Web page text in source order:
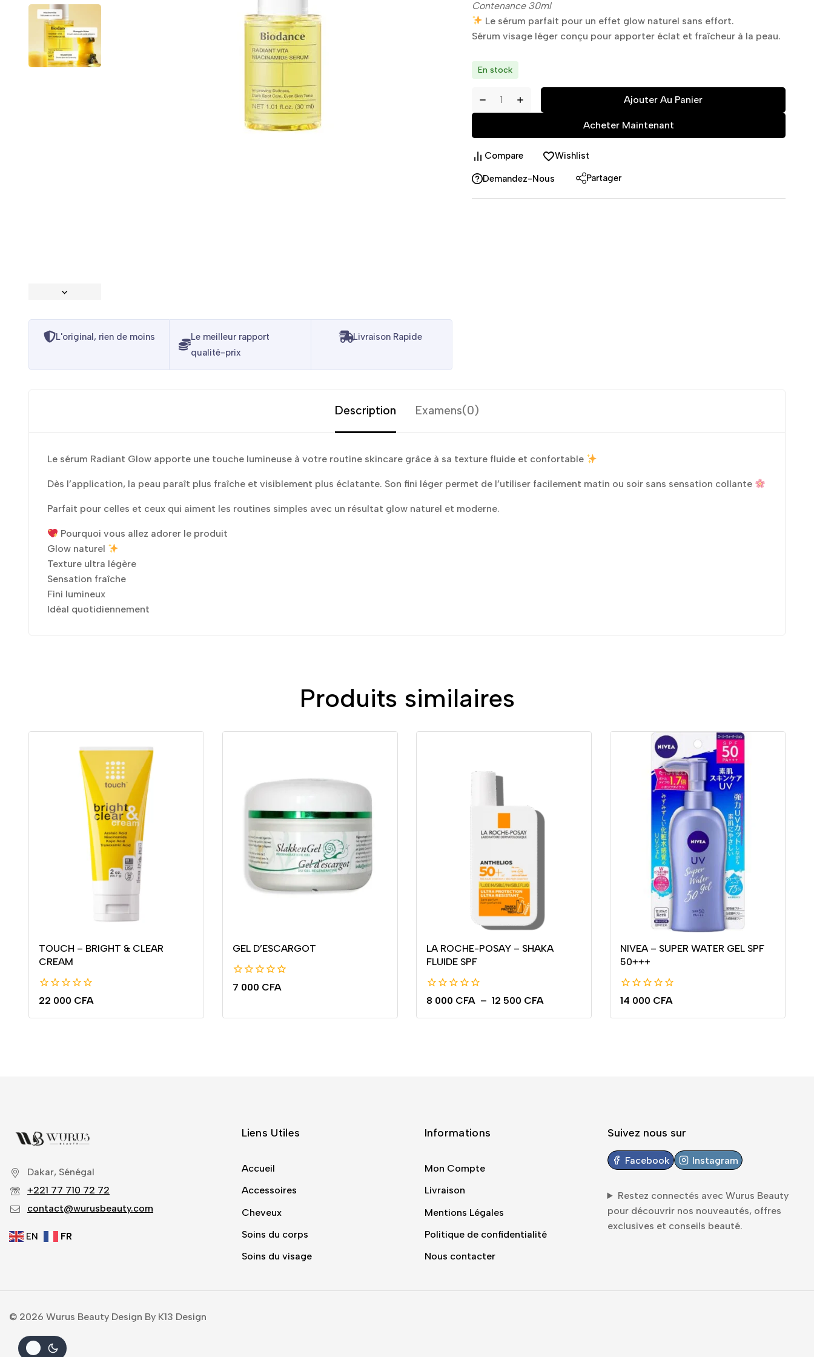
L'original, rien de moins
Le meilleur rapport
qualité-prix
Livraison Rapide
Contenance 30ml
Le sérum parfait pour un effet glow naturel sans effort.
Sérum visage léger conçu pour apporter éclat et fraîcheur à la peau.
En stock
Ajouter Au Panier
Acheter Maintenant
Compare Wishlist
Demandez-Nous Partager
Description Examens(0)
Le sérum Radiant Glow apporte une touche lumineuse à votre routine skincare grâce à sa texture fluide et confortable
Dès l’application, la peau paraît plus fraîche et visiblement plus éclatante. Son fini léger permet de l’utiliser facilement matin ou soir sans sensation collante
Parfait pour celles et ceux qui aiment les routines simples avec un résultat glow naturel et moderne.
Pourquoi vous allez adorer le produit
Glow naturel
Texture ultra légère
Sensation fraîche
Fini lumineux
Idéal quotidiennement
Produits similaires
TOUCH – BRIGHT & CLEAR
CREAM
0
5
22 000 CFA
GEL D’ESCARGOT
0
7 000 CFA
LA ROCHE-POSAY – SHAKA
FLUIDE SPF
0
5
8 000 CFA – 12 500 CFA
NIVEA – SUPER WATER GEL SPF
50+++
0
5
14 000 CFA
Dakar, Sénégal
+221 77 710 72 72
contact@wurusbeauty.com
EN FR
Liens Utiles
Accueil
Accessoires
Cheveux
Soins du corps
Soins du visage
Informations
Mon Compte
Livraison
Mentions Légales
Politique de confidentialité
Nous contacter
Suivez nous sur
Facebook Instagram
Restez connectés avec Wurus Beauty
pour découvrir nos nouveautés, offres
exclusives et conseils beauté.
© 2026 Wurus Beauty Design By K13 Design